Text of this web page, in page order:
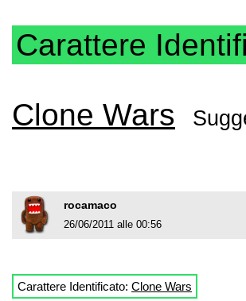
Carattere
Clone Wars
rocamaco
26/06/2011 alle 00:56
Carattere Identificato: Clone Wars